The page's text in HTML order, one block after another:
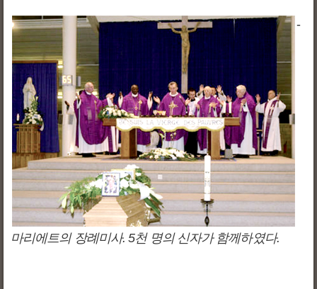
-
마리에트의 장례미사. 5천 명의 신자가 함께하였다.